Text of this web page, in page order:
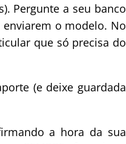
Pergunte a seu banco
enviarem o modelo. No
que só precisa do
(e deixe guardada
a hora da sua